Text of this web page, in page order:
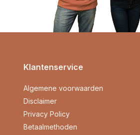
Klantenservice
Algemene voorwaarden
Disclaimer
Privacy Policy
Betaalmethoden